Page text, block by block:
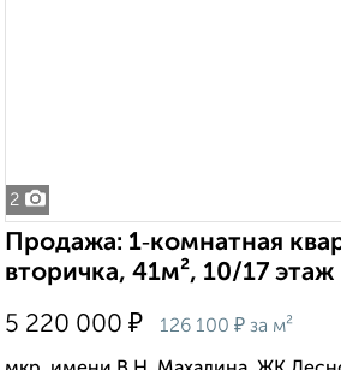
2
Продажа: 1‑комнатная
вторичка, 41м², 10/17 этаж
5 220 000 ₽ 126 100 ₽ за м²